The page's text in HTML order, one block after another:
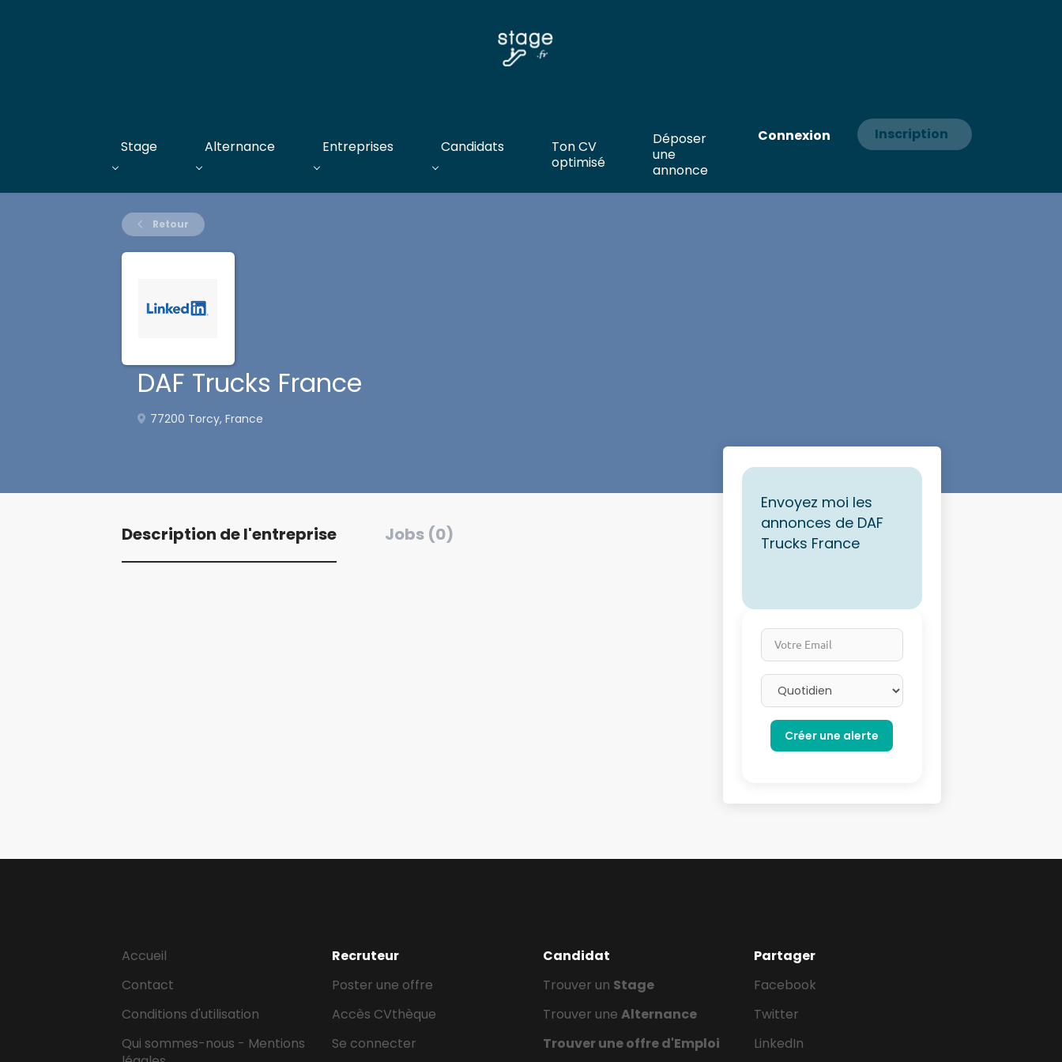
Connexion Inscription
Stage Alternance Entreprises Candidats
Ton CV
optimisé
Déposer
une
annonce
Retour
DAF Trucks France
77200 Torcy, France
Description de l'entreprise Jobs (0)
Envoyez moi les
annonces de DAF
Trucks France
Votre Email
Email frequency
Accueil
Contact
Conditions d'utilisation
Qui sommes-nous - Mentions
Recruteur
Poster une offre
Accès CVthèque
Se connecter
Candidat
Trouver un Stage
Trouver une Alternance
Trouver une offre d'Emploi
Partager
Facebook
Twitter
LinkedIn